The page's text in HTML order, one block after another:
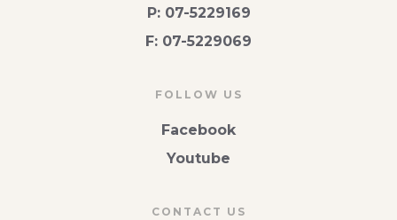
P: 07-5229169
F: 07-5229069
FOLLOW US
Facebook
Youtube
CONTACT US